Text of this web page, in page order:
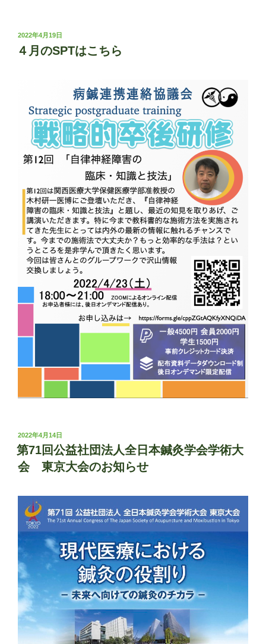
投
稿
日:
2022年4月19日
４月のSPTはこちら
投
稿
日:
2022年4月14日
第71回公益社団法人全日本鍼灸学会学術大
会 東京大会のお知らせ